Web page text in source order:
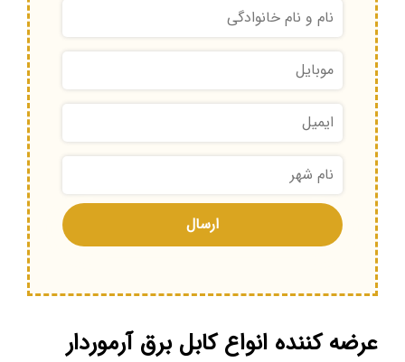
عرضه کننده انواع کابل برق آرموردار